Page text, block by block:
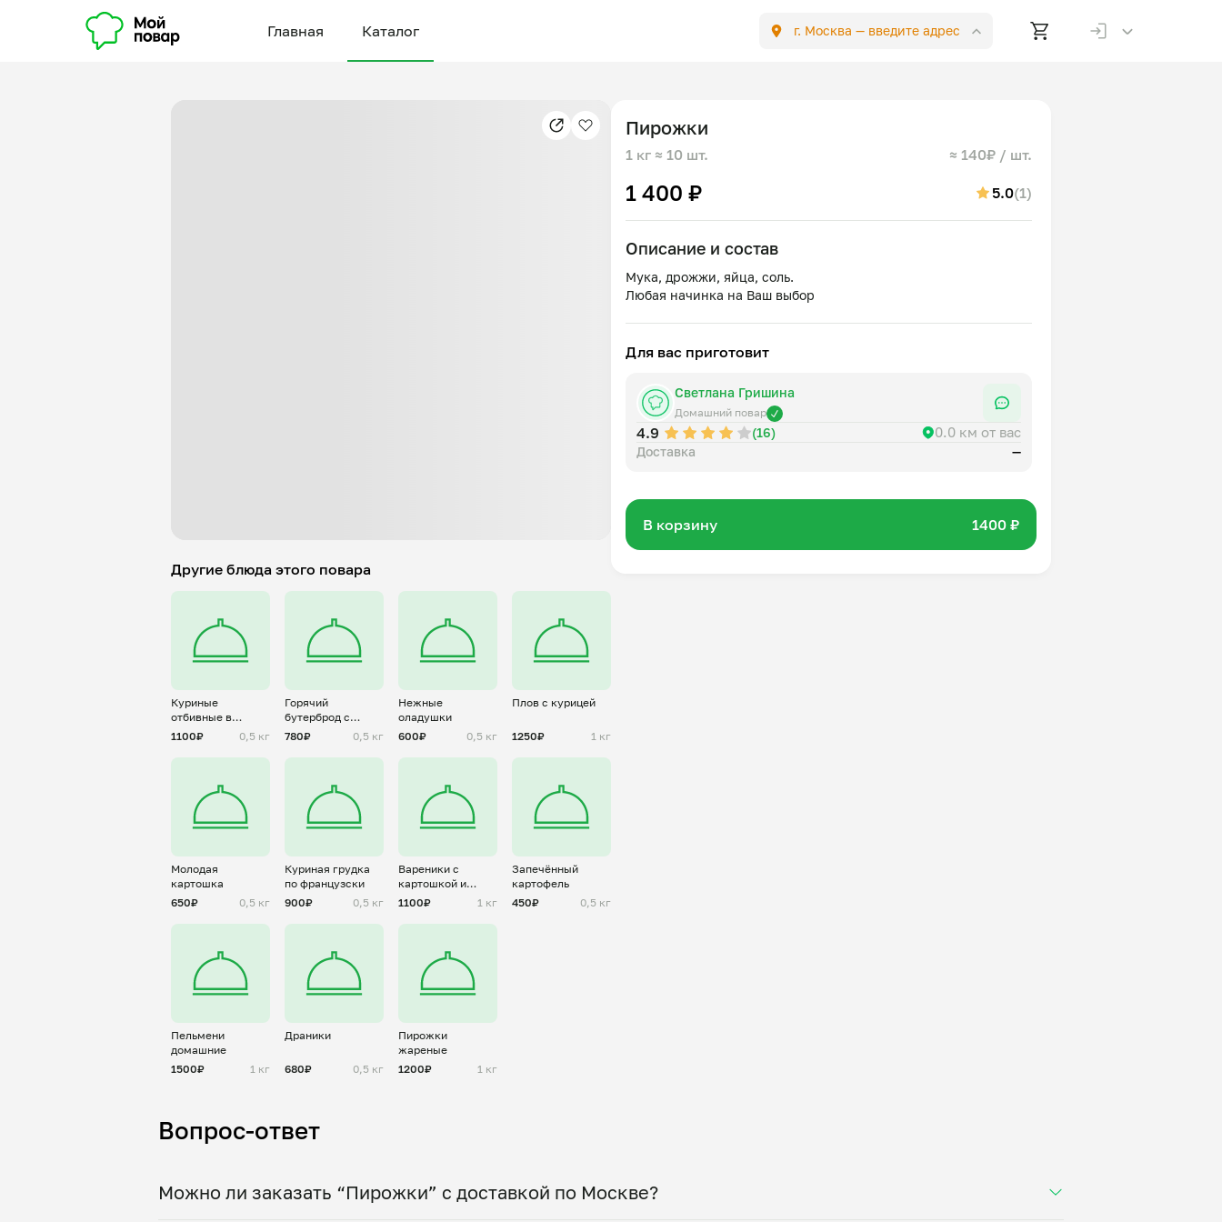
Главная Каталог г. Москва — введите адрес
Другие блюда этого повара
Куриные
отбивные в
картофельной
1100₽ 0,5 кг
Горячий
бутерброд с
куриным фаршем
780₽ 0,5 кг
Нежные
оладушки
600₽
0,5 кг
Плов с курицей
1250₽ 1 кг
Молодая
картошка
650₽
0,5 кг
Куриная грудка
по французски
900₽
0,5 кг
Вареники с
картошкой и
грибами
1100₽ 1 кг
Запечённый
картофель
450₽
0,5 кг
Пельмени
домашние
1500₽
1 кг
Драники
680₽ 0,5 кг
Пирожки
жареные
1200₽
1 кг
Пирожки
1 кг ≈ 10 шт. ≈ 140₽ / шт.
1 400 ₽ 5.0(1)
Описание и состав
Мука, дрожжи, яйца, соль.
Для вас приготовит
Светлана Гришина
Домашний повар
4.9 (16) 0.0 км от вас
Доставка —
В корзину 1400 ₽
Вопрос-ответ
Можно ли заказать “Пирожки” с доставкой по Москве?